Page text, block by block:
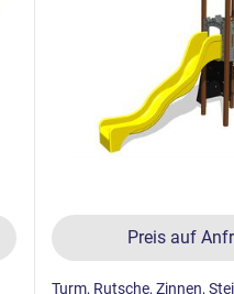
Preis auf
Turm, Rutsche, Zinnen,